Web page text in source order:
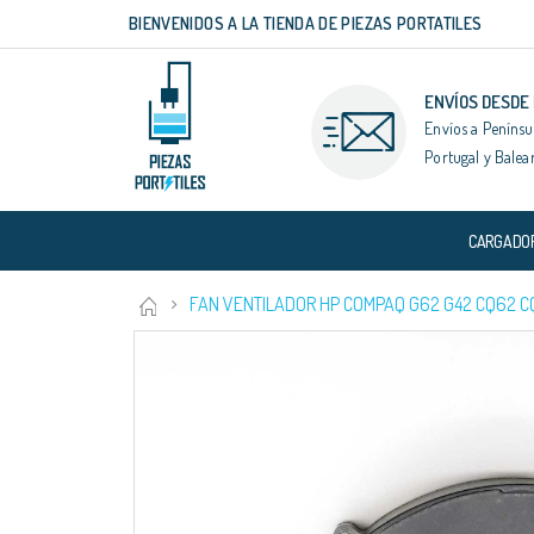
contenido
BIENVENIDOS A LA TIENDA DE PIEZAS PORTATILES
ENVÍOS
Envíos a
Portugal y
FAN VENTILADOR HP COMPAQ G62 G42